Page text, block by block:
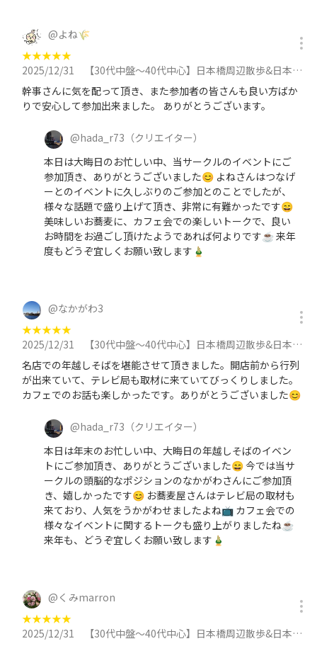
@よね🌾
★★★★★
2025/12/31
【30代中盤〜40代中心】日本橋周辺散歩&日本橋で年越しそば&カフェ会に参加
幹事さんに気を配って頂き、また参加者の皆さんも良い方ばか
りで安心して参加出来ました。 ありがとうございます。
@hada_r73 （クリエイター）
本日は大晦日のお忙しい中、当サークルのイベントにご
参加頂き、ありがとうございました😊 よねさんはつなげ
ーとのイベントに久しぶりのご参加とのことでしたが、
様々な話題で盛り上げて頂き、非常に有難かったです😄
美味しいお蕎麦に、カフェ会での楽しいトークで、良い
お時間をお過ごし頂けたようであれば何よりです☕ 来年
度もどうぞ宜しくお願い致します🎍
@なかがわ3
★★★★★
2025/12/31
【30代中盤〜40代中心】日本橋周辺散歩&日本橋で年越しそば&カフェ会に参加
名店での年越しそばを堪能させて頂きました。開店前から行列
が出来ていて、テレビ局も取材に来ていてびっくりしました。
カフェでのお話も楽しかったです。ありがとうございました😊
@hada_r73 （クリエイター）
本日は年末のお忙しい中、大晦日の年越しそばのイベン
トにご参加頂き、ありがとうございました😄 今では当サ
ークルの頭脳的なポジションのなかがわさんにご参加頂
き、嬉しかったです😊 お蕎麦屋さんはテレビ局の取材も
来ており、人気をうかがわせましたよね📺️ カフェ会での
様々なイベントに関するトークも盛り上がりましたね☕
来年も、どうぞ宜しくお願い致します🎍
@ くみmarron
★★★★★
2025/12/31
【30代中盤〜40代中心】日本橋周辺散歩&日本橋で年越しそば&カフェ会に参加